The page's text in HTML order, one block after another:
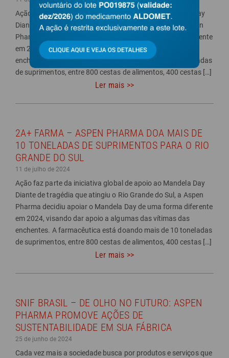
Ação faz parte da iniciativa global de apoio ao Mandela Day
Diante de tragédia que atingiu o Rio Grande do Sul, a Aspen
Pharma decidiu apoiar o Mandela Day de uma forma diferente
em 2024, visando dar apoio a algumas das vítimas das
enchentes. A farmacêutica está doando mais de 10 toneladas
de suprimentos, entre 800 cestas de alimentos, 400 cestas […]
Ler mais >>
2A+ FARMA – ASPEN PHARMA DOA MAIS DE
10 TONELADAS DE SUPRIMENTOS PARA O RIO
GRANDE DO SUL
11 de julho de 2024
Ação faz parte da iniciativa global de apoio ao Mandela Day
Diante de tragédia que atingiu o Rio Grande do Sul, a Aspen
Pharma decidiu apoiar o Mandela Day de uma forma diferente
em 2024, visando dar apoio a algumas das vítimas das
enchentes. A farmacêutica está doando mais de 10 toneladas
de suprimentos, entre 800 cestas de alimentos, 400 cestas […]
Ler mais >>
SNIF BRASIL – DE OLHO NO FUTURO: ASPEN
PHARMA PROMOVE AÇÕES DE
SUSTENTABILIDADE EM SUA FÁBRICA
25 de junho de 2024
Cada vez mais a sociedade busca por produtos e serviços que